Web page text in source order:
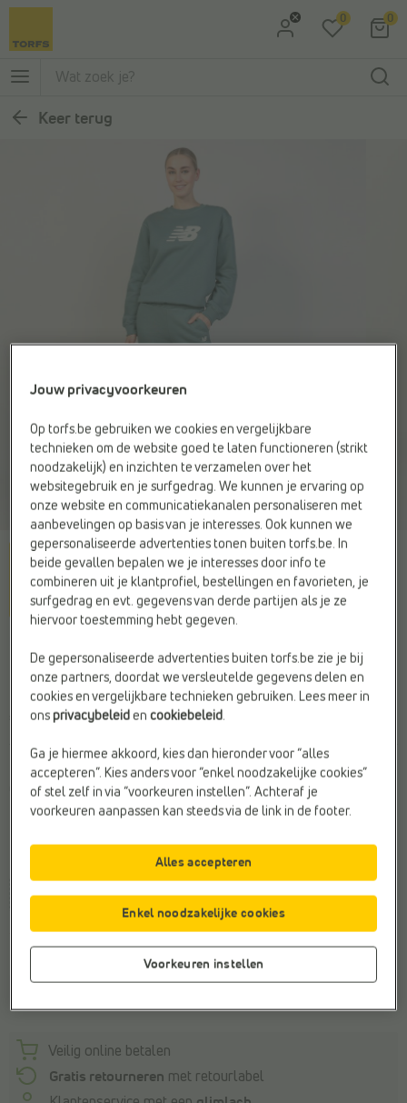
Ga naar Hoofdmenu
0 0
Keer terug
Joggingbroek groen
€ 50,-
Kleur
Groen
XL
Veilig online betalen
Gratis retourneren met retourlabel
Jouw privacyvoorkeuren
Op torfs.be gebruiken we cookies en vergelijkbare
technieken om de website goed te laten functioneren (strikt
noodzakelijk) en inzichten te verzamelen over het
websitegebruik en je surfgedrag. We kunnen je ervaring op
onze website en communicatiekanalen personaliseren met
aanbevelingen op basis van je interesses. Ook kunnen we
gepersonaliseerde advertenties tonen buiten torfs.be. In
beide gevallen bepalen we je interesses door info te
combineren uit je klantprofiel, bestellingen en favorieten, je
surfgedrag en evt. gegevens van derde partijen als je ze
hiervoor toestemming hebt gegeven.
De gepersonaliseerde advertenties buiten torfs.be zie je bij
onze partners, doordat we versleutelde gegevens delen en
cookies en vergelijkbare technieken gebruiken. Lees meer in
onsprivacybeleid encookiebeleid.
Ga je hiermee akkoord, kies dan hieronder voor “alles
accepteren”. Kies anders voor “enkel noodzakelijke cookies”
of stel zelf in via “voorkeuren instellen”. Achteraf je
voorkeuren aanpassen kan steeds via de link in de footer.
Voorkeuren instellen
Enkel noodzakelijke cookies
Alles accepteren